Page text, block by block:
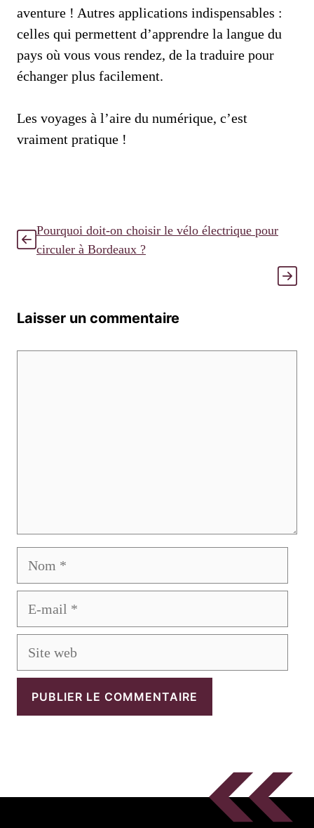
aventure ! Autres applications indispensables :
celles qui permettent d’apprendre la langue du
pays où vous vous rendez, de la traduire pour
échanger plus facilement.
Les voyages à l’aire du numérique, c’est
vraiment pratique !
Pourquoi doit-on choisir le vélo électrique pour
circuler à Bordeaux ?
Laisser un commentaire